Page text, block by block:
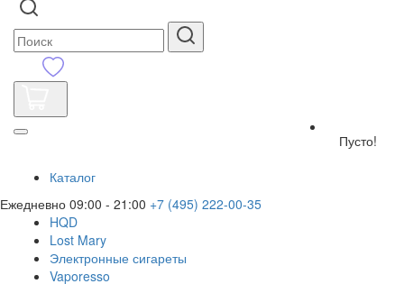
Пусто!
Каталог
Ежедневно 09:00 - 21:00 +7 (495) 222-00-35
HQD
Lost Mary
Электронные сигареты
Vaporesso